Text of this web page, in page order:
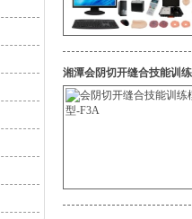
湘潭会阴切开缝合技能训